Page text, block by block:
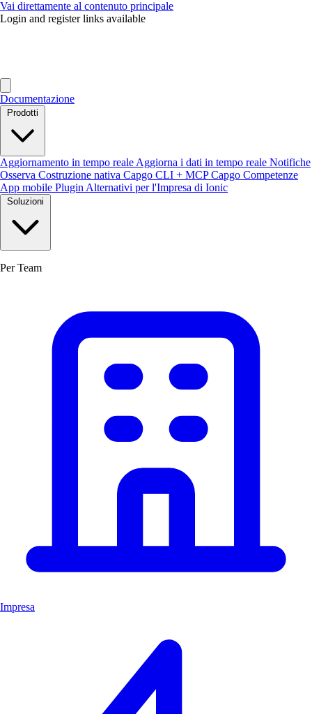
Vai direttamente al contenuto principale
Login and register links available
Documentazione
Prodotti
Aggiornamento in tempo reale Aggiorna i dati in tempo reale Notifiche
Osserva Costruzione nativa Capgo CLI + MCPCapgo Competenze
App mobile Plugin Alternativi per l'Impresa di Ionic
Soluzioni
Per Team
Impresa